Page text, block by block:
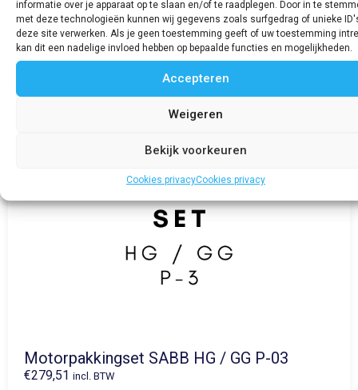
informatie over je apparaat op te slaan en/of te raadplegen. Door in te
met deze technologieën kunnen wij gegevens zoals surfgedrag of unieke
deze site verwerken. Als je geen toestemming geeft of uw toestemming
kan dit een nadelige invloed hebben op bepaalde functies en mogelijkheden.
Accepteren
Weigeren
Bekijk voorkeuren
Cookies privacyCookies privacy
Motorpakkingset SABB HG / GG P-03
€279,51 incl. BTW